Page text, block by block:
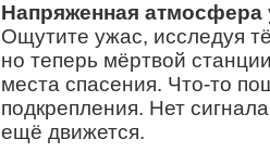
Напряженная атмосфера
Ощутите ужас, исследуя
но теперь мёртвой
места спасения. Что-то
подкрепления. Нет
ещё движется.